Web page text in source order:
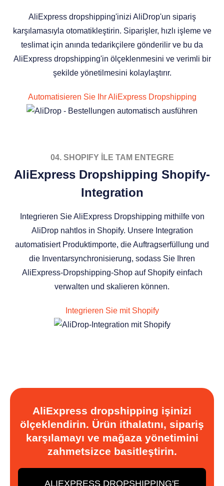
AliExpress dropshipping'inizi AliDrop'un sipariş
karşılamasıyla otomatikleştirin. Siparişler, hızlı işleme ve
teslimat için anında tedarikçilere gönderilir ve bu da
AliExpress dropshipping'in ölçeklenmesini ve verimli bir
şekilde yönetilmesini kolaylaştırır.
Automatisieren Sie Ihr AliExpress Dropshipping
04. SHOPIFY İLE TAM ENTEGRE
AliExpress Dropshipping Shopify-
Integration
Integrieren Sie AliExpress Dropshipping mithilfe von
AliDrop nahtlos in Shopify. Unsere Integration
automatisiert Produktimporte, die Auftragserfüllung und
die Inventarsynchronisierung, sodass Sie Ihren
AliExpress-Dropshipping-Shop auf Shopify einfach
verwalten und skalieren können.
Integrieren Sie mit Shopify
AliExpress dropshipping işinizi
ölçeklendirin. Ürün ithalatını, sipariş
karşılamayı ve mağaza yönetimini
zahmetsizce basitleştirin.
ALIEXPRESS DROPSHIPPING'E